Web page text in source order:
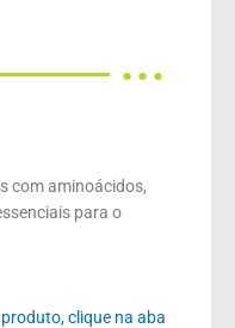
● ● ●
com aminoácidos,
para o
clique na aba